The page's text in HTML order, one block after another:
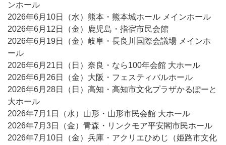
ンホール
2026年6月10日（水）熊本・熊本城ホール メインホール
2026年6月12日（金）鹿児島・指宿市民会館
2026年6月19日（金）岐阜・長良川国際会議場 メインホ
ール
2026年6月21日（日）奈良・なら100年会館 大ホール
2026年6月26日（金）大阪・フェスティバルホール
2026年6月28日（日）高知・高知市文化プラザかるぽーと
大ホール
2026年7月1日（水）山形・山形市民会館 大ホール
2026年7月3日（金）青森・リンクモア平安閣市民ホール
2026年7月10日（金）兵庫・アクリエひめじ（姫路市文化